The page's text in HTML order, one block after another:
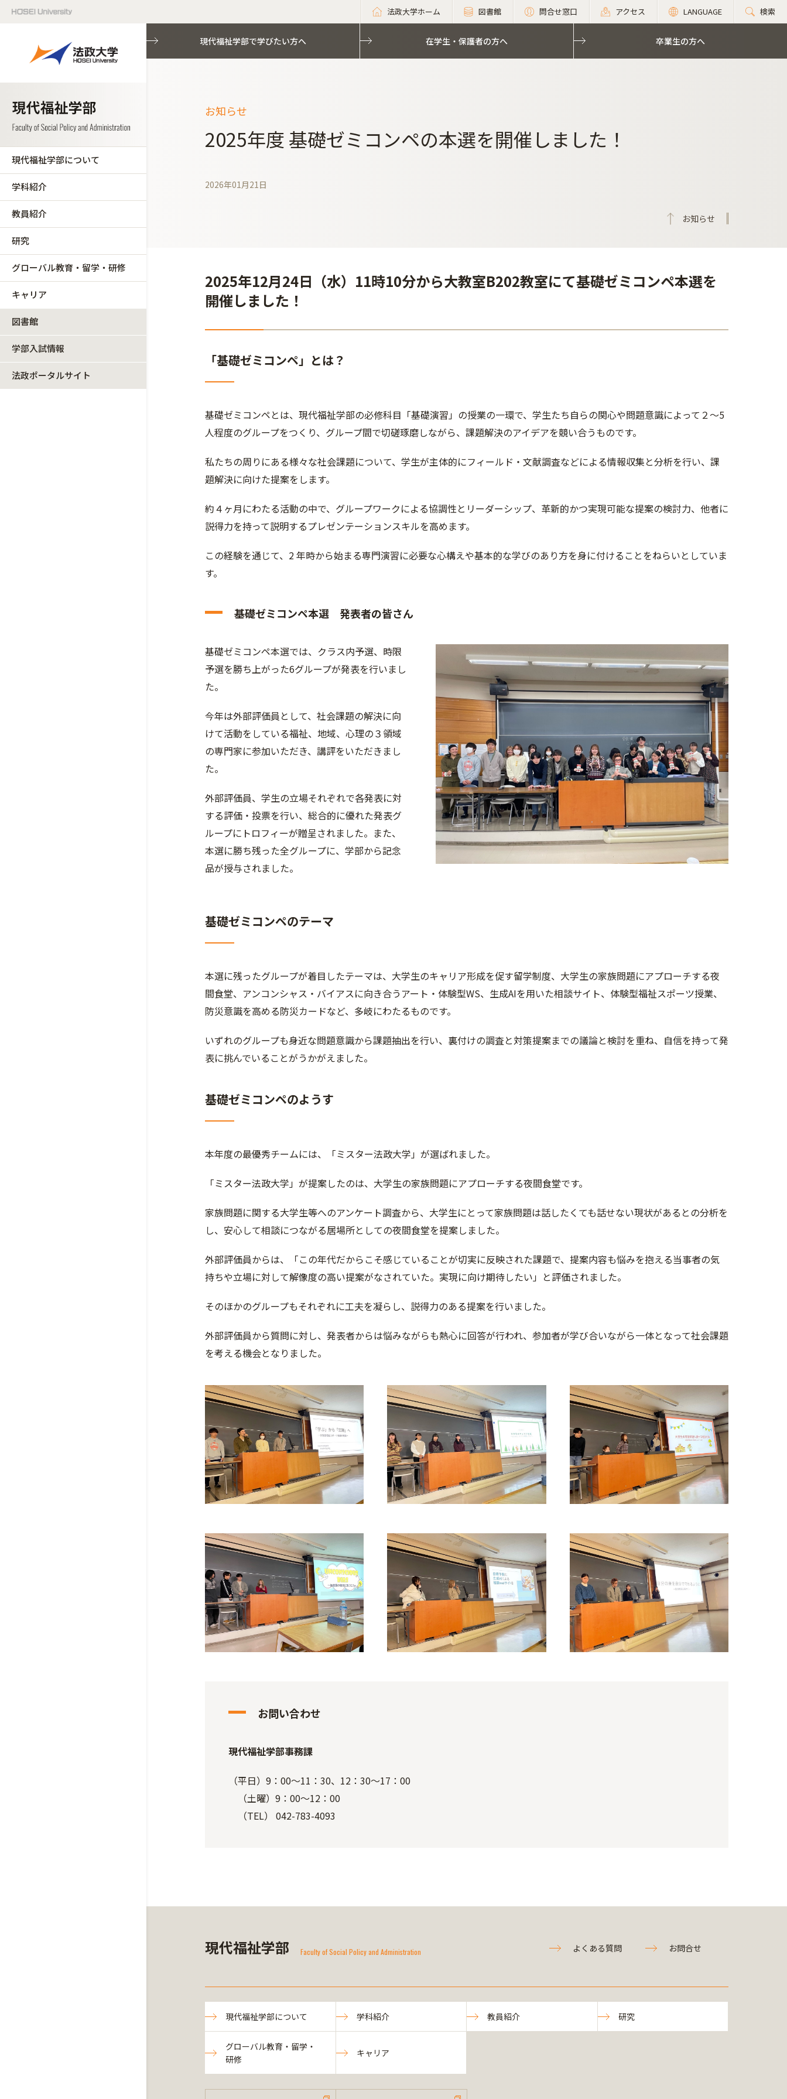
法政大学ホーム 図書館 問合せ窓口 アクセス LANGUAGE 検索
現代福祉学部について
学科紹介
教員紹介
研究
グローバル教育・留学・研修
キャリア
図書館
学部入試情報
法政ポータルサイト
現代福祉学部で学びたい方へ 在学生・保護者の方へ 卒業生の方へ
お知らせ
2025年度 基礎ゼミコンペの本選を開催しました！
2026年01月21日
お知らせ
2025年12月24日（水）11時10分から大教室B202教室にて基礎ゼミコンペ本選を
開催しました！
「基礎ゼミコンペ」とは？
基礎ゼミコンペとは、現代福祉学部の必修科目「基礎演習」の授業の一環で、学生たち自らの関心や問題意識によって２〜5
人程度のグループをつくり、グループ間で切磋琢磨しながら、課題解決のアイデアを競い合うものです。
私たちの周りにある様々な社会課題について、学生が主体的にフィールド・文献調査などによる情報収集と分析を行い、課
題解決に向けた提案をします。
約４ヶ月にわたる活動の中で、グループワークによる協調性とリーダーシップ、革新的かつ実現可能な提案の検討力、他者に
説得力を持って説明するプレゼンテーションスキルを高めます。
この経験を通じて、2 年時から始まる専門演習に必要な心構えや基本的な学びのあり方を身に付けることをねらいとしていま
す。
基礎ゼミコンペ本選 発表者の皆さん
基礎ゼミコンペ本選では、クラス内予選、時限
予選を勝ち上がった6グループが発表を行いまし
た。
今年は外部評価員として、社会課題の解決に向
けて活動をしている福祉、地域、心理の３領域
の専門家に参加いただき、講評をいただきまし
た。
外部評価員、学生の立場それぞれで各発表に対
する評価・投票を行い、総合的に優れた発表グ
ループにトロフィーが贈呈されました。また、
本選に勝ち残った全グループに、学部から記念
品が授与されました。
基礎ゼミコンペのテーマ
本選に残ったグループが着目したテーマは、大学生のキャリア形成を促す留学制度、大学生の家族問題にアプローチする夜
間食堂、アンコンシャス・バイアスに向き合うアート・体験型WS、生成AIを用いた相談サイト、体験型福祉スポーツ授業、
防災意識を高める防災カードなど、多岐にわたるものです。
いずれのグループも身近な問題意識から課題抽出を行い、裏付けの調査と対策提案までの議論と検討を重ね、自信を持って発
表に挑んでいることがうかがえました。
基礎ゼミコンペのようす
本年度の最優秀チームには、「ミスター法政大学」が選ばれました。
「ミスター法政大学」が提案したのは、大学生の家族問題にアプローチする夜間食堂です。
家族問題に関する大学生等へのアンケート調査から、大学生にとって家族問題は話したくても話せない現状があるとの分析を
し、安心して相談につながる居場所としての夜間食堂を提案しました。
外部評価員からは、「この年代だからこそ感じていることが切実に反映された課題で、提案内容も悩みを抱える当事者の気
持ちや立場に対して解像度の高い提案がなされていた。実現に向け期待したい」と評価されました。
そのほかのグループもそれぞれに工夫を凝らし、説得力のある提案を行いました。
外部評価員から質問に対し、発表者からは悩みながらも熱心に回答が行われ、参加者が学び合いながら一体となって社会課題
を考える機会となりました。
お問い合わせ
現代福祉学部事務課
（平日）9：00～11：30、12：30～17：00
（土曜）9：00～12：00
（TEL） 042-783-4093
現代福祉学部 Faculty of Social Policy and Administration よくある質問 お問合せ
現代福祉学部について 学科紹介 教員紹介 研究
グローバル教育・留学・
研修
キャリア